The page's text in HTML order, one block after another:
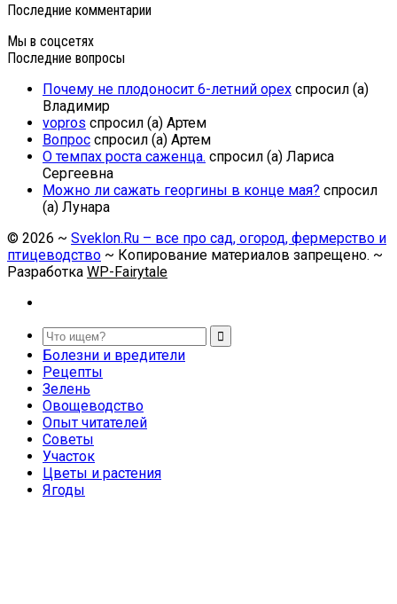
Последние комментарии
Мы в соцсетях
Последние вопросы
Почему не плодоносит 6-летний орех спросил (а)
Владимир
vopros спросил (а) Артем
Вопрос спросил (а) Артем
О темпах роста саженца. спросил (а) Лариса
Сергеевна
Можно ли сажать георгины в конце мая? спросил
(а) Лунара
© 2026 ~ Sveklon.Ru – все про сад, огород, фермерство и
птицеводство ~ Копирование материалов запрещено. ~
Разработка WP-Fairytale
Болезни и вредители
Рецепты
Зелень
Овощеводство
Опыт читателей
Советы
Участок
Цветы и растения
Ягоды